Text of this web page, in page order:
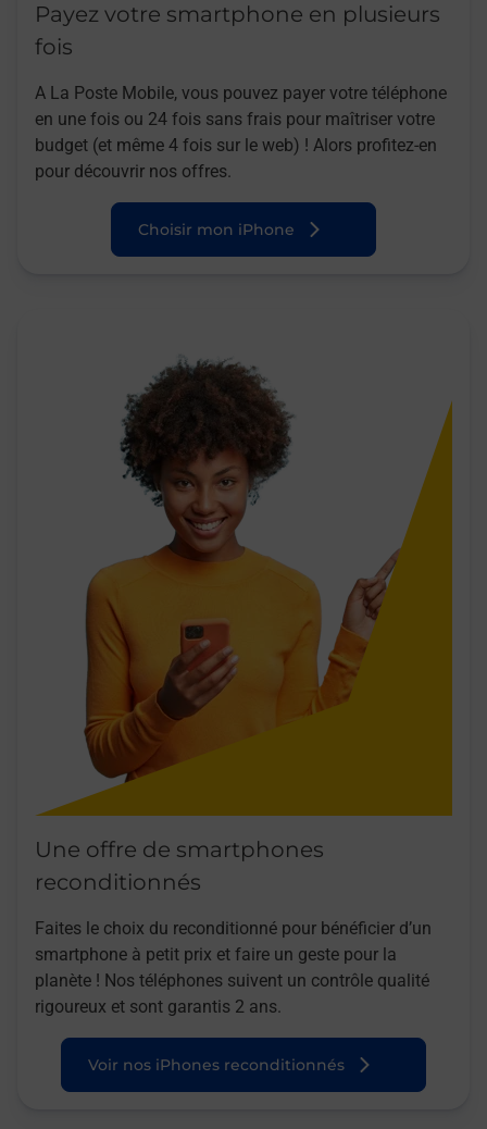
Payez votre smartphone en plusieurs
fois
A La Poste Mobile, vous pouvez payer votre téléphone
en une fois ou 24 fois sans frais pour maîtriser votre
budget (et même 4 fois sur le web) ! Alors profitez-en
pour découvrir nos offres.
Choisir mon iPhone
Une offre de smartphones
reconditionnés
Faites le choix du reconditionné pour bénéficier d’un
smartphone à petit prix et faire un geste pour la
planète ! Nos téléphones suivent un contrôle qualité
rigoureux et sont garantis 2 ans.
Voir nos iPhones reconditionnés